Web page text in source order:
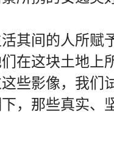
其间的人所赋
在这块土地上
些影像，我们
，那些真实、